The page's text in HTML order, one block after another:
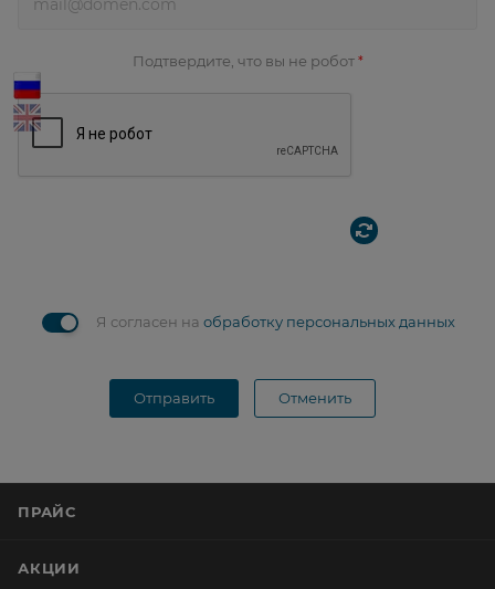
Подтвердите, что вы не робот *
Я согласен на обработку персональных данных
Отправить Отменить
ПРАЙС
АКЦИИ